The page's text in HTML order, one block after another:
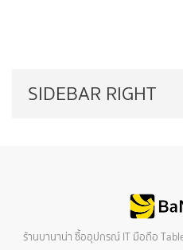
SIDEBAR RIGHT
ร้านบานาน่า ซื้ออุปกรณ์ IT มือถือ